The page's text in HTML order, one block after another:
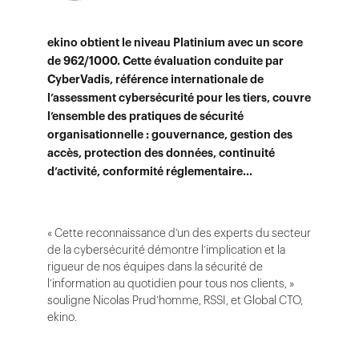
ekino obtient le niveau Platinium avec un score
de 962/1000. Cette évaluation conduite par
CyberVadis, référence internationale de
l’assessment cybersécurité pour les tiers, couvre
l’ensemble des pratiques de sécurité
organisationnelle : gouvernance, gestion des
accès, protection des données, continuité
d’activité, conformité réglementaire…
« Cette reconnaissance d’un des experts du secteur
de la cybersécurité démontre l’implication et la
rigueur de nos équipes dans la sécurité de
l’information au quotidien pour tous nos clients, »
souligne Nicolas Prud’homme, RSSI, et Global CTO,
ekino.